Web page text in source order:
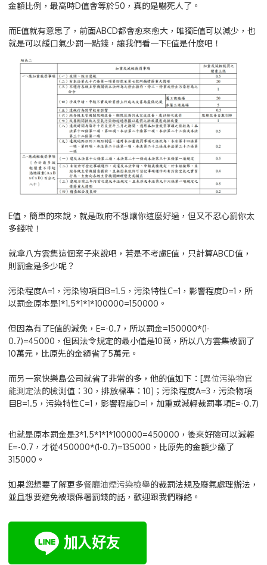
金額比例，最高時D值會等於50，真的是嚇死人了。
而E值就有意思了，前面ABCD都會愈來愈大，唯獨E值可以減少，也
就是可以緩口氣少罰一點錢，讓我們看一下E值是什麼吧！
E值，簡單的來說，就是政府不想讓你這麼好過，但又不忍心罰你太
多錢啦！
就拿八方雲集這個案子來說吧，若是不考慮E值，只計算ABCD值，
則罰金是多少呢？
污染程度A=1，污染物項目B=1.5，污染特性C=1，影響程度D=1，所
以罰金原本是1*1.5*1*1*100000=150000。
但因為有了E值的減免，E=-0.7，所以罰金=150000*(1-
0.7)=45000，但因法令規定的最小值是10萬，所以八方雲集被罰了
10萬元，比原先的金額省了5萬元。
而另一家快樂島公司就省了非常的多，他的值如下：[異位污染物官
能測定法的檢測值：30，排放標準：10]；污染程度A=3，污染物項
目B=1.5，污染特性C=1，影響程度D=1，加重或減輕裁罰事項E=-0.7)
也就是原本罰金是3*1.5*1*1*100000=450000，後來好險可以減輕
E=-0.7，才從450000*(1-0.7)=135000，比原先的金額少繳了
315000。
如果您想要了解更多餐廳油煙污染檢舉的裁罰法規及廢氣處理辦法，
並且想要避免被環保署罰錢的話，歡迎跟我們聯絡。